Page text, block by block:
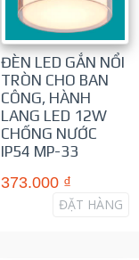
ĐÈN LED GẮN NỔI
TRÒN CHO BAN
CÔNG, HÀNH
LANG LED 12W
CHỐNG NƯỚC
IP54 MP-33
373.000 ₫
ĐẶT HÀNG